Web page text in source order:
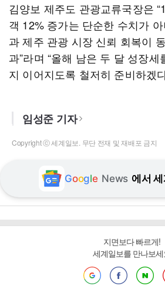
김양보 제주도 관광교류국장은
객 12% 증가는 단순한 수치가
과 제주 관광 시장 신뢰 회복이
과”라며 “올해 남은 두 달 성장
지 이어지도록 철저히 준비하겠
임성준 기자
Copyright ⓒ 세계일보. 무단 전재 및 재배포 금지
Google News 에서
지면보다 빠르게!
세계일보를 만나보세